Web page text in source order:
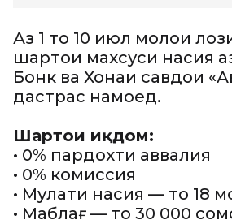
Аз 1 то 10 июл молҳои
шартҳои махсуси насия
Бонк ва Хонаи савдои
дастрас намоед.
Шартҳои иқдом:
• 0% пардохти аввалия
• 0% комиссия
• Муҳлати насия — то 18
• Маблағ — то 30 000